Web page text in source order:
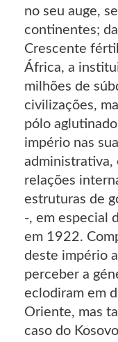
no seu auge,
continentes;
Crescente
África, a
milhões de
civilizações,
pólo
império nas
administrativa,
relações
estruturas de
-, em especial
em 1922.
deste império
perceber a
eclodiram em
Oriente, mas
caso do